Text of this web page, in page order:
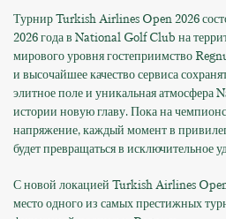
Турнир Turkish Airlines Open 2026
2026 года в National Golf Club на
мирового уровня гостеприимство
и высочайшее качество сервиса
элитное поле и уникальная атмосфера
истории новую главу. Пока на
напряжение, каждый момент в
будет превращаться в исключительное
С новой локацией Turkish Airlines Open
место одного из самых престижных